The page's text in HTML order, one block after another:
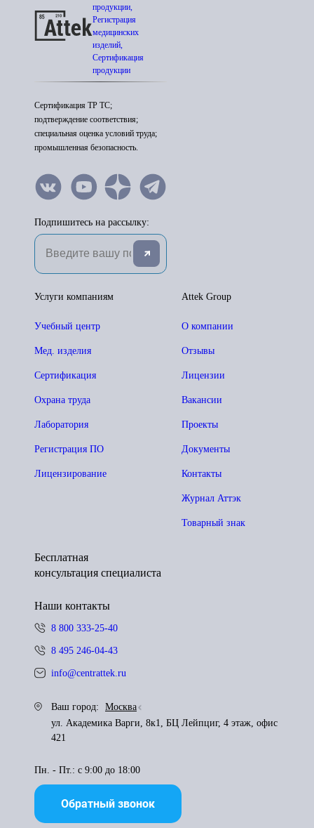
продукции,
Регистрация
медицинских
изделий,
Сертификация
продукции
Сертификация ТР ТС;
подтверждение соответствия;
специальная оценка условий труда;
промышленная безопасность.
Подпишитесь на рассылку:
Attek Group
О компании
Отзывы
Лицензии
Вакансии
Проекты
Документы
Контакты
Журнал Аттэк
Товарный знак
Услуги компаниям
Учебный центр
Мед. изделия
Сертификация
Охрана труда
Лаборатория
Регистрация ПО
Лицензирование
Бесплатная
консультация специалиста
Наши контакты
8 800 333-25-40
8 495 246-04-43
info@centrattek.ru
Ваш город:
Москва
ул. Академика Варги, 8к1, БЦ Лейпциг, 4 этаж, офис
421
Пн. - Пт.: с 9:00 до 18:00
Обратный звонок